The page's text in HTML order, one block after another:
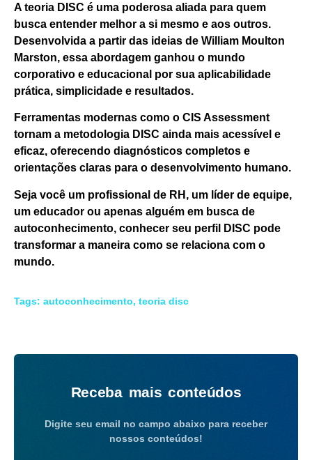
A teoria DISC é uma poderosa aliada para quem
busca entender melhor a si mesmo e aos outros.
Desenvolvida a partir das ideias de William Moulton
Marston, essa abordagem ganhou o mundo
corporativo e educacional por sua aplicabilidade
prática, simplicidade e resultados.
Ferramentas modernas como o CIS Assessment
tornam a metodologia DISC ainda mais acessível e
eficaz, oferecendo diagnósticos completos e
orientações claras para o desenvolvimento humano.
Seja você um profissional de RH, um líder de equipe,
um educador ou apenas alguém em busca de
autoconhecimento, conhecer seu perfil DISC pode
transformar a maneira como se relaciona com o
mundo.
Tags: autoconhecimento, teoria disc
Receba mais conteúdos
Digite seu email no campo abaixo para receber
nossos conteúdos!